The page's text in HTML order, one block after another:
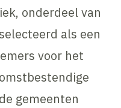
onderdeel van
als een
voor het
gemeenten